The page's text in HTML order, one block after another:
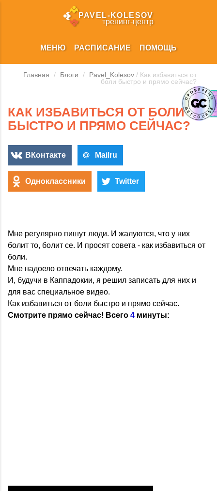
PAVEL‑KOLESOV
тренинг‑центр
МЕНЮ РАСПИСАНИЕ ПОМОЩЬ
Главная / Блоги / Pavel_Kolesov / Как избавиться от
боли быстро и прямо сейчас?
КАК ИЗБАВИТЬСЯ ОТ БОЛИ
БЫСТРО И ПРЯМО СЕЙЧАС?
ВКонтакте Mailru
Одноклассники Twitter
Мне регулярно пишут люди. И жалуются, что у них
болит то, болит се. И просят совета - как избавиться от
боли.
Мне надоело отвечать каждому.
И, будучи в Каппадокии, я решил записать для них и
для вас специальное видео.
Как избавиться от боли быстро и прямо сейчас.
Смотрите прямо сейчас! Всего 4 минуты: